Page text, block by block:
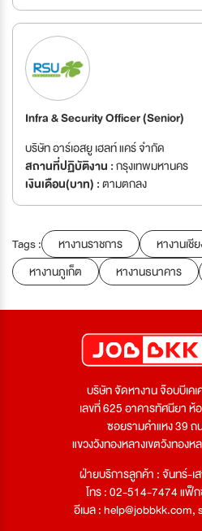
Infra & Security Officer (Senior)
บริษัท อาร์เอสยู เฮลท์ แคร์ จำกัด
สถานที่ปฏิบัติงาน :กรุงเทพมหานคร
เงินเดือน(บาท) :ตามตกลง
Tags : หางานราชการ หางานเชี
หางานภูเก็ต
หางานธนาคาร
บริษัท จัดหางาน จ๊อบบีเค
เลขที่ 625 อาคารทัศนียา ห้
ซอยรามคำแหง 39 ถ
แขวงวังทองหลางเขตวังทอง
ฝ่ายบริการลูกค้า : จันทร์-เ
โทร : 02-514-7474 แฟ็
อีเมล :help@jobbkk.com,